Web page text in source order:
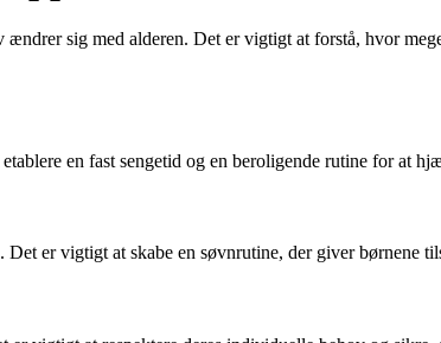
sig med alderen. Det er vigtigt at forstå, hvor
en fast sengetid og en beroligende rutine for at
er vigtigt at skabe en søvnrutine, der giver børnene